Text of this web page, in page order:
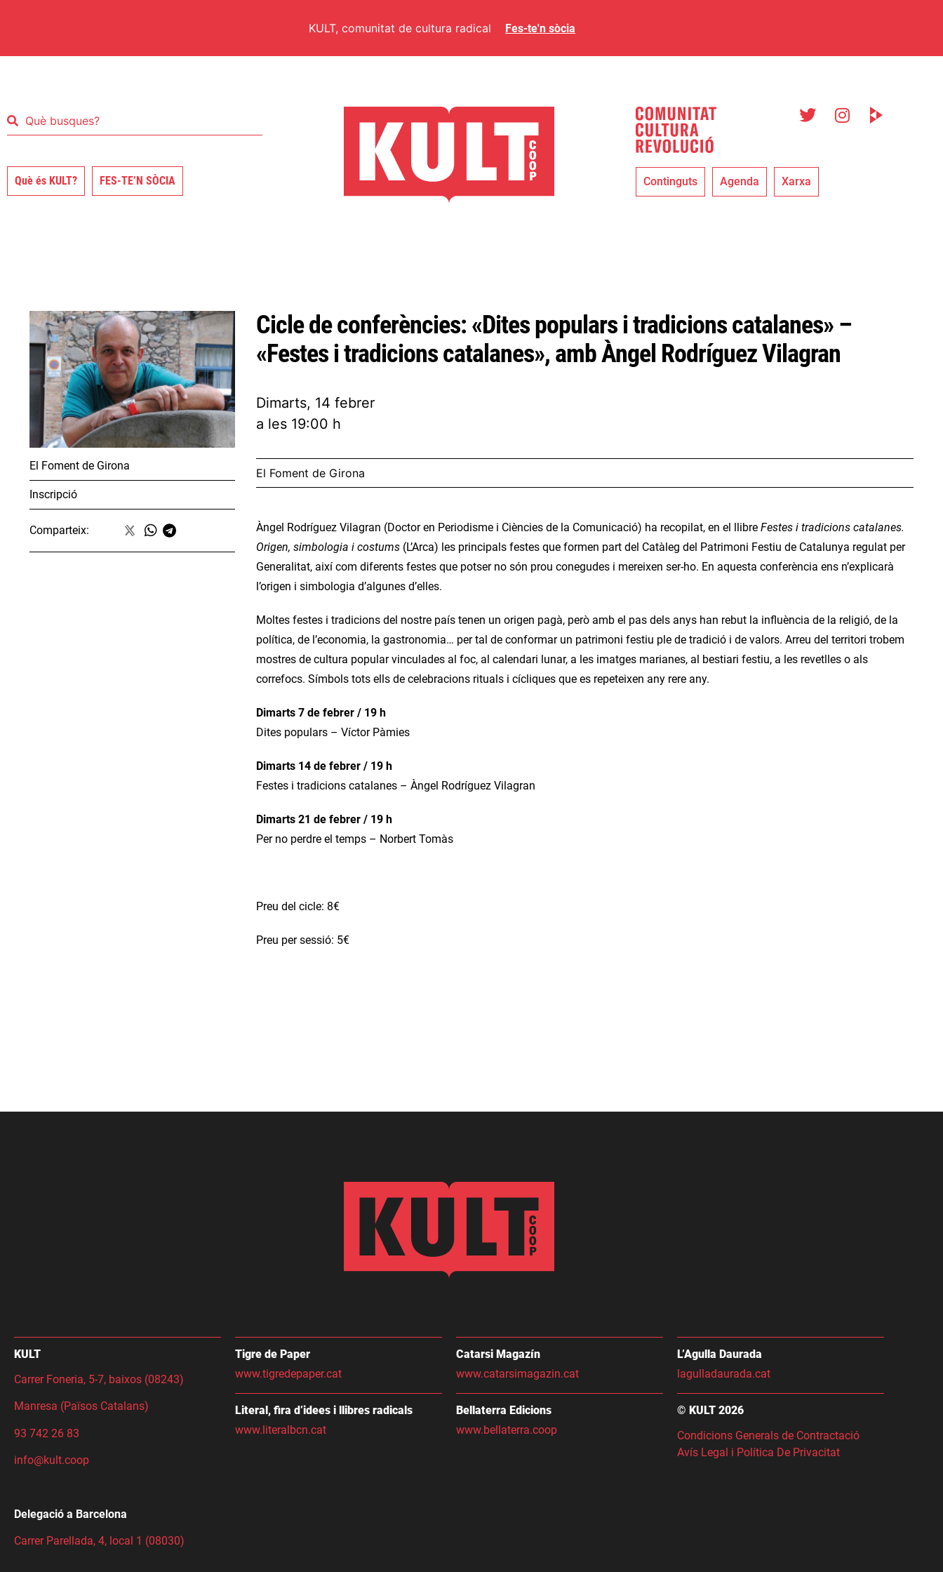
KULT, comunitat de cultura radical Fes-te'n sòcia
Què és KULT? FES-TE’N SÒCIA Continguts Agenda Xarxa
El Foment de Girona
Inscripció
Comparteix:
Cicle de conferències: «Dites populars i tradicions catalanes» –
«Festes i tradicions catalanes», amb Àngel Rodríguez Vilagran
Dimarts, 14 febrer
a les 19:00 h
El Foment de Girona
Àngel Rodríguez Vilagran (Doctor en Periodisme i Ciències de la Comunicació) ha recopilat, en el llibre Festes i tradicions catalanes.
Origen, simbologia i costums(L’Arca) les principals festes que formen part del Catàleg del Patrimoni Festiu de Catalunya regulat per
Generalitat, així com diferents festes que potser no són prou conegudes i mereixen ser-ho. En aquesta conferència ens n’explicarà
l’origen i simbologia d’algunes d’elles.
Moltes festes i tradicions del nostre país tenen un origen pagà, però amb el pas dels anys han rebut la influència de la religió, de la
política, de l’economia, la gastronomia… per tal de conformar un patrimoni festiu ple de tradició i de valors. Arreu del territori trobem
mostres de cultura popular vinculades al foc, al calendari lunar, a les imatges marianes, al bestiari festiu, a les revetlles o als
correfocs. Símbols tots ells de celebracions rituals i cícliques que es repeteixen any rere any.
Dimarts 7 de febrer / 19 h
Dites populars – Víctor Pàmies
Dimarts 14 de febrer / 19 h
Festes i tradicions catalanes – Àngel Rodríguez Vilagran
Dimarts 21 de febrer / 19 h
Per no perdre el temps – Norbert Tomàs
Preu del cicle: 8€
Preu per sessió: 5€
KULT
Carrer Foneria, 5-7, baixos (08243)
Manresa (Països Catalans)
93 742 26 83
info@kult.coop
Delegació a Barcelona
Carrer Parellada, 4, local 1 (08030)
Tigre de Paper
www.tigredepaper.cat
Literal, fira d’idees i llibres radicals
www.literalbcn.cat
Catarsi Magazín
www.catarsimagazin.cat
Bellaterra Edicions
www.bellaterra.coop
L’Agulla Daurada
lagulladaurada.cat
© KULT 2026
Condicions Generals de Contractació
Avís Legal i Política De Privacitat